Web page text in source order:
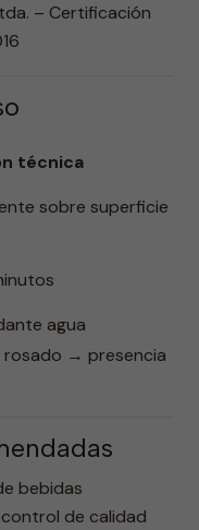
– Certificación
técnica
sobre superficie
agua
rosado → presencia
bebidas
de calidad